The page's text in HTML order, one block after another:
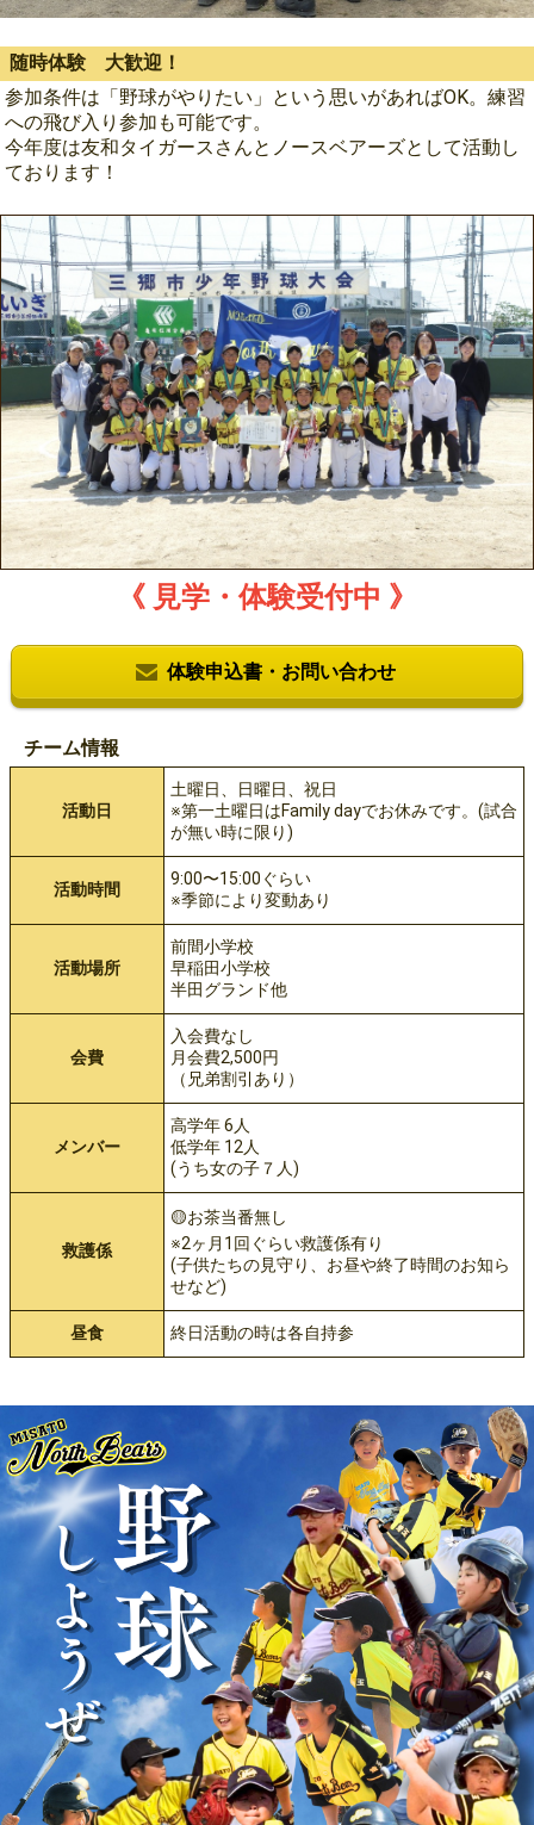
随時体験 大歓迎！
参加条件は「野球がやりたい」という思いがあればOK。練習
への飛び入り参加も可能です。
今年度は友和タイガースさんとノースベアーズとして活動し
ております！
《 見学・体験受付中 》
体験申込書・お問い合わせ
チーム情報
活動日
土曜日、日曜日、祝日
※第一土曜日はFamily dayでお休みです。(試合
が無い時に限り)
活動時間
9:00〜15:00ぐらい
※季節により変動あり
活動場所
前間小学校
早稲田小学校
半田グランド他
会費
入会費なし
月会費2,500円
（兄弟割引あり）
メンバー
高学年 6人
低学年 12人
(うち女の子７人)
救護係
🟡お茶当番無し
※2ヶ月1回ぐらい救護係有り
(子供たちの見守り、お昼や終了時間のお知ら
せなど)
昼食 終日活動の時は各自持参